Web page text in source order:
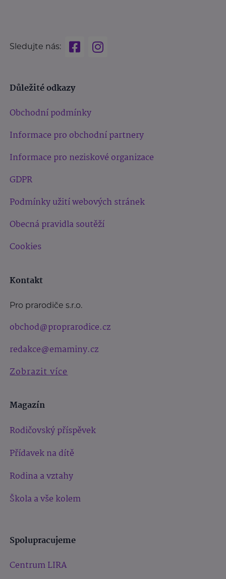
Sledujte nás:
Důležité odkazy
Obchodní podmínky
Informace pro obchodní partnery
Informace pro neziskové organizace
GDPR
Podmínky užití webových stránek
Obecná pravidla soutěží
Cookies
Kontakt
Pro prarodiče s.r.o.
obchod@proprarodice.cz
redakce@emaminy.cz
Zobrazit více
Magazín
Rodičovský příspěvek
Přídavek na dítě
Rodina a vztahy
Škola a vše kolem
Spolupracujeme
Centrum LIRA